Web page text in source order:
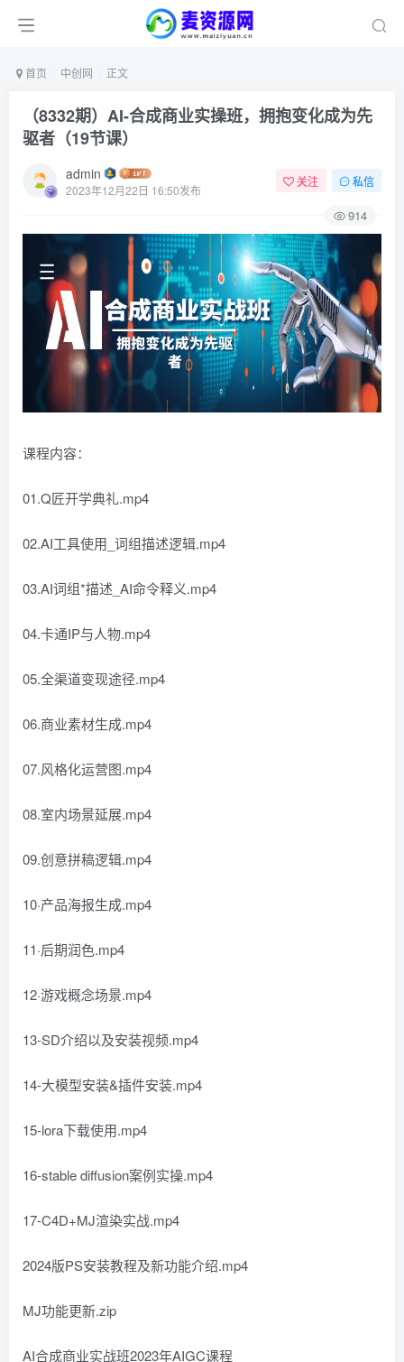
首页 中创网 正文
（8332期）AI-合成商业实操班，拥抱变化成为先
驱者（19节课）
admin
2023年12月22日 16:50发布
关注 私信
914
课程内容：
01.Q匠开学典礼.mp4
02.AI工具使用_词组描述逻辑.mp4
03.AI词组*描述_AI命令释义.mp4
04.卡通IP与人物.mp4
05.全渠道变现途径.mp4
06.商业素材生成.mp4
07.风格化运营图.mp4
08.室内场景延展.mp4
09.创意拼稿逻辑.mp4
10·产品海报生成.mp4
11·后期润色.mp4
12·游戏概念场景.mp4
13-SD介绍以及安装视频.mp4
14-大模型安装&插件安装.mp4
15-lora下载使用.mp4
16-stable diffusion案例实操.mp4
17-C4D+MJ渲染实战.mp4
2024版PS安装教程及新功能介绍.mp4
MJ功能更新.zip
AI合成商业实战班2023年AIGC课程